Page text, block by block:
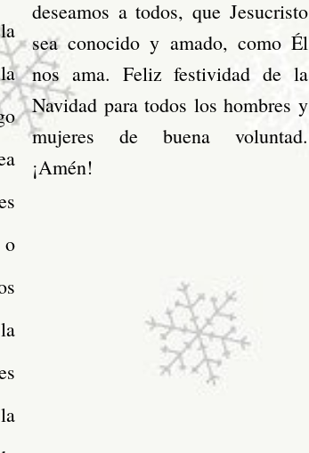
deseamos a todos, que Jesucristo
sea conocido y amado, como Él
nos ama. Feliz festividad de la
Navidad para todos los hombres y
mujeres de buena voluntad.
¡Amén!